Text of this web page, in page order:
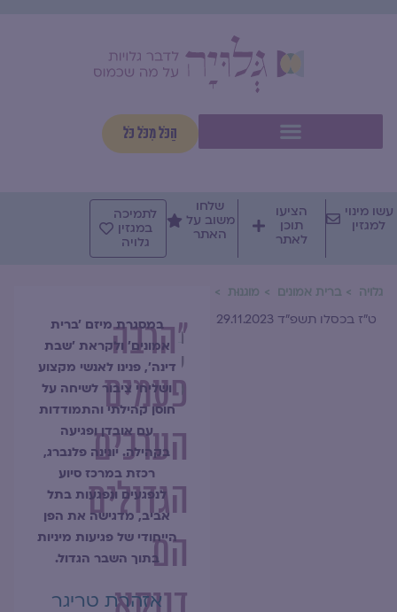
הַכֹּל מִכֹּל כֹּל
מינוי
למגזין
הציעו
תוכן
לאתר
שלחו
משוב על
האתר
לתמיכה
במגזין
גלויה
גלויה ברית אמונים מוגנוּת
ט"ז בכסלו תשפ"ד 29.11.2023
"הרבה
פעמים
הערכים
הגדולים
הם
הרבנית
שרה
סגל־כץ
במסגרת מיזם 'ברית
אמונים' ולקראת 'שבת
דינה', פנינו לאנשי מקצוע
ושליחי ציבור לשיחה על
חוסן קהילתי והתמודדות
עם אובדן ופגיעה
בקהילה. יונינה פלנברג,
רכזת במרכז סיוע
לנפגעים ונפגעות בתל
אביב, מדגישה את הפן
הייחודי של פגיעות מיניות
בתוך השבר הגדול.
אזהרת טריגר